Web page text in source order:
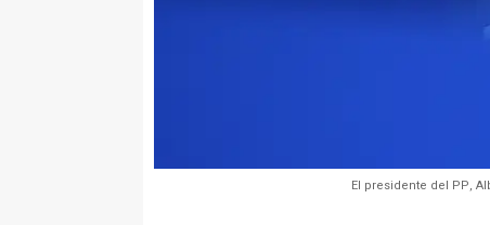
El presidente del PP,